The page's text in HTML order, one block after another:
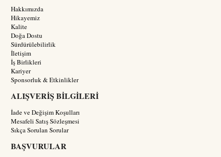
Hakkımızda
Hikayemiz
Kalite
Doğa Dostu
Sürdürülebilirlik
İletişim
İş Birlikleri
Kariyer
Sponsorluk & Etkinlikler
ALIŞVERİŞ BİLGİLERİ
İade ve Değişim Koşulları
Mesafeli Satış Sözleşmesi
Sıkça Sorulan Sorular
BAŞVURULAR